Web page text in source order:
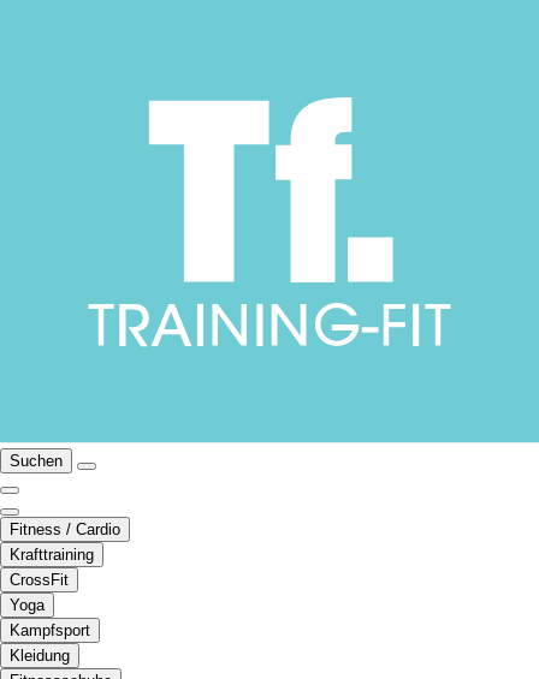
Suchen
Fitness / Cardio
Krafttraining
CrossFit
Yoga
Kampfsport
Kleidung